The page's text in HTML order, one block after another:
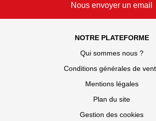
Nous envoyer un email
NOTRE PLATEFORME
Qui sommes nous ?
Conditions générales de
Mentions légales
Plan du site
Gestion des cookies